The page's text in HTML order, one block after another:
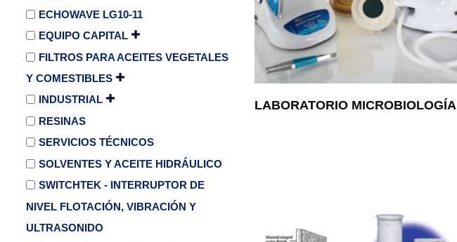
ECHOWAVE LG10-11
EQUIPO CAPITAL
FILTROS PARA ACEITES VEGETALES
Y COMESTIBLES
INDUSTRIAL
RESINAS
SERVICIOS TÉCNICOS
SOLVENTES Y ACEITE HIDRÁULICO
SWITCHTEK - INTERRUPTOR DE
NIVEL FLOTACIÓN, VIBRACIÓN Y
ULTRASONIDO
LABORATORIO MICROBIOLOGÍA